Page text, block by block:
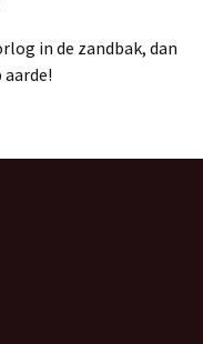
in de zandbak, dan
aarde!